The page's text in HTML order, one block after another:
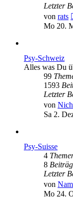
Letzter
von rats
Mo 20.
Psy-Schweiz
Alles was Du
99
1593
Letzter
von
Sa 2.
Psy-Suisse
4
8
Letzter
von
Mo 24.